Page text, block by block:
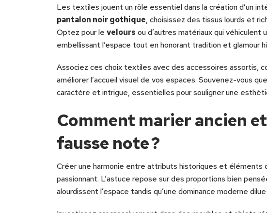
Les textiles jouent un rôle essentiel dans la création d’un
pantalon noir gothique, choisissez des tissus lourds et
Optez pour le velours ou d’autres matériaux qui véhiculent
embellissant l’espace tout en honorant tradition et glamour
Associez ces choix textiles avec des accessoires assortis,
améliorer l’accueil visuel de vos espaces. Souvenez-vous
caractère et intrigue, essentielles pour souligner une
Comment marier ancien
fausse note ?
Créer une harmonie entre attributs historiques et éléments
passionnant. L’astuce repose sur des proportions bien
alourdissent l’espace tandis qu’une dominance moderne